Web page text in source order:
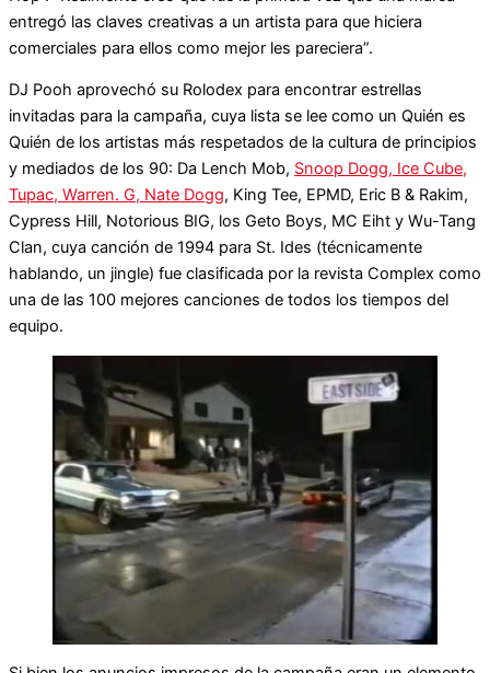
entregó las claves creativas a un artista para que hiciera
comerciales para ellos como mejor les pareciera”.
DJ Pooh aprovechó su Rolodex para encontrar estrellas
invitadas para la campaña, cuya lista se lee como un Quién es
Quién de los artistas más respetados de la cultura de principios
y mediados de los 90: Da Lench Mob, Snoop Dogg, Ice Cube,
Tupac, Warren. G, Nate Dogg, King Tee, EPMD, Eric B & Rakim,
Cypress Hill, Notorious BIG, los Geto Boys, MC Eiht y Wu-Tang
Clan, cuya canción de 1994 para St. Ides (técnicamente
hablando, un jingle) fue clasificada por la revista Complex como
una de las 100 mejores canciones de todos los tiempos del
equipo.